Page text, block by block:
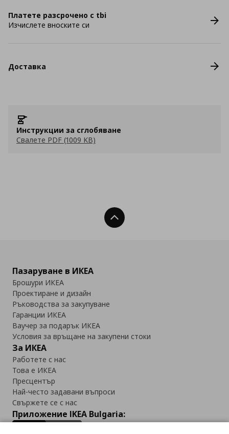
Платете разсрочено с tbi
Изчислете вноските си
Доставка
Инструкции за сглобяване
Свалете PDF (1009 KB)
Нагоре
Пазаруване в ИКЕА
Брошури ИКЕА
Проектиране и дизайн
Ръководства за закупуване
Гаранции ИКЕА
Ваучер за подарък ИКЕА
Условия за връщане на закупени стоки
За ИКЕА
Работете с нас
Това е ИКЕА
Пресцентър
Най-често задавани въпроси
Свържете се с нас
Приложение IKEA Bulgaria: